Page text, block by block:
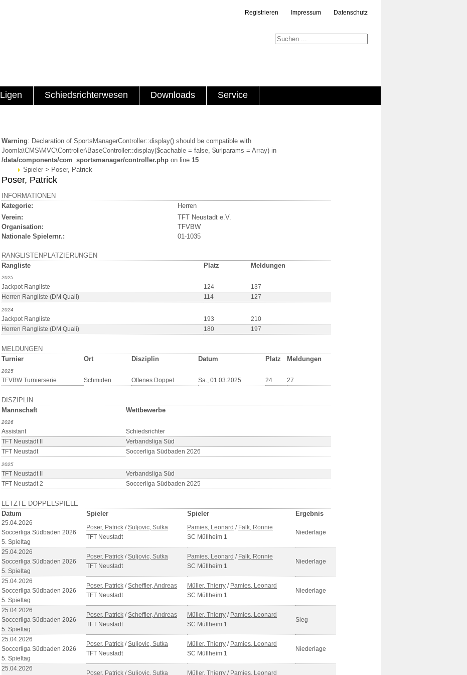
Registrieren Impressum Datenschutz
Ligen Schiedsrichterwesen Downloads Service
Warning: Declaration of SportsManagerController::display() should be compatible with
Joomla\CMS\MVC\Controller\BaseController::display($cachable = false, $urlparams = Array) in
/data/components/com_sportsmanager/controller.php on line 15
Spieler > Poser, Patrick
Poser, Patrick
INFORMATIONEN
Kategorie:
Herren
Verein:
TFT Neustadt e.V.
Organisation:
TFVBW
Nationale Spielernr.:
01-1035
RANGLISTENPLATZIERUNGEN
Rangliste
Platz Meldungen
2025
Jackpot Rangliste 124
137
Herren Rangliste (DM Quali)
114 127
2024
Jackpot Rangliste 193
210
Herren Rangliste (DM Quali)
180 197
MELDUNGEN
Turnier
Ort Disziplin Datum Platz Meldungen
2025
TFVBW Turnierserie Schmiden Offenes Doppel Sa., 01.03.2025 24 27
DISZIPLIN
Mannschaft
Wettbewerbe
2026
Assistant
Schiedsrichter
TFT Neustadt II
Verbandsliga Süd
TFT Neustadt
Soccerliga Südbaden 2026
2025
TFT Neustadt II
Verbandsliga Süd
TFT Neustadt 2
Soccerliga Südbaden 2025
LETZTE DOPPELSPIELE
Datum
Spieler Spieler Ergebnis
25.04.2026
Soccerliga Südbaden 2026
5. Spieltag
Poser, Patrick /Suljovic, Sutka
TFT Neustadt
Pamies, Leonard / Falk, Ronnie
SC Müllheim 1
Niederlage
25.04.2026
Soccerliga Südbaden 2026
5. Spieltag
Poser, Patrick /Suljovic, Sutka
TFT Neustadt
Pamies, Leonard / Falk, Ronnie
SC Müllheim 1
Niederlage
25.04.2026
Soccerliga Südbaden 2026
5. Spieltag
Poser, Patrick /Scheffler, Andreas
TFT Neustadt
Müller, Thierry / Pamies, Leonard
SC Müllheim 1
Niederlage
25.04.2026
Soccerliga Südbaden 2026
5. Spieltag
Poser, Patrick /Scheffler, Andreas
TFT Neustadt
Müller, Thierry / Pamies, Leonard
SC Müllheim 1
Sieg
25.04.2026
Soccerliga Südbaden 2026
5. Spieltag
Poser, Patrick /Suljovic, Sutka
TFT Neustadt
Müller, Thierry / Pamies, Leonard
SC Müllheim 1
Niederlage
25.04.2026
Poser, Patrick /Suljovic, Sutka Müller, Thierry / Pamies, Leonard